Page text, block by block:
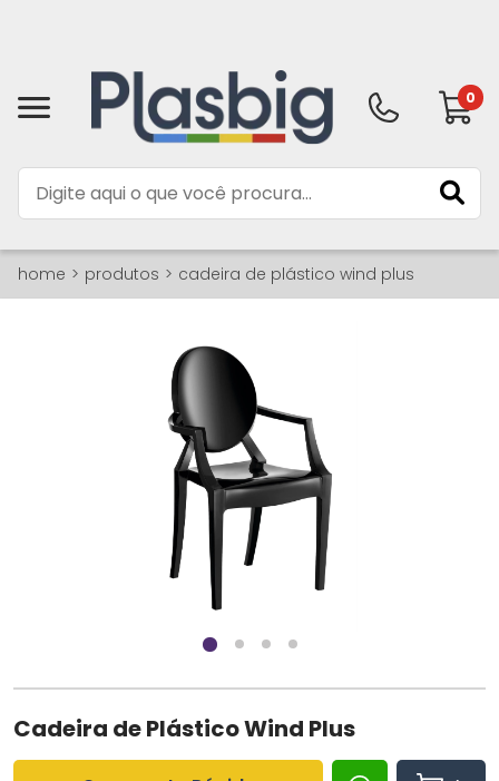
0
home produtos cadeira de plástico wind plus
Cadeira de Plástico Wind Plus